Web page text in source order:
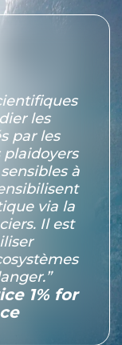
les
par les
plaidoyers
à
via la
Il est
1% for